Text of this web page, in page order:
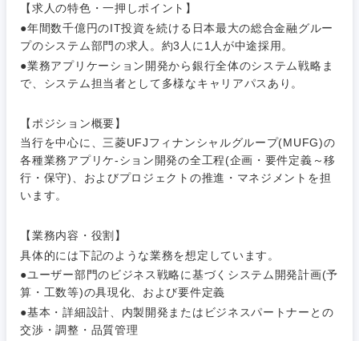
【求人の特色・一押しポイント】
●年間数千億円のIT投資を続ける日本最大の総合金融グルー
プのシステム部門の求人。約3人に1人が中途採用。
●業務アプリケーション開発から銀行全体のシステム戦略ま
で、システム担当者として多様なキャリアパスあり。
【ポジション概要】
当行を中心に、三菱UFJフィナンシャルグループ(MUFG)の
各種業務アプリケ-ション開発の全工程(企画・要件定義～移
行・保守)、およびプロジェクトの推進・マネジメントを担
います。
【業務内容・役割】
具体的には下記のような業務を想定しています。
●ユーザー部門のビジネス戦略に基づくシステム開発計画(予
算・工数等)の具現化、および要件定義
●基本・詳細設計、内製開発またはビジネスパートナーとの
交渉・調整・品質管理
ご希望の職種を選択してください
経営企
企画
経営ボー
ド
管理
事業管理
ご希望の職種を選択してください
経営企画・事業企画
管理
SCM
人事
ご希望の業界を選択してください
商社・卸
自動車・機械・船舶
電気・電子・半導体
ご希望の勤務地を選択してください
北海道・東北地方
秋田県 岩手県
宮城県 山形県
ご希望条件を入力ください
推奨年齢
40代